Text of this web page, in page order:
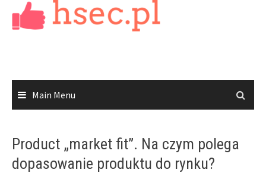
Main Menu
Product „market fit”. Na czym polega
dopasowanie produktu do rynku?